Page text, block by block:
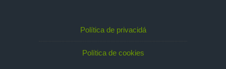
Política de privacidá
Política de cookies